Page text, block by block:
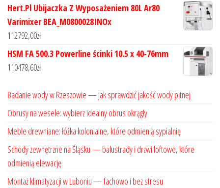
Hert.Pl Ubijaczka Z Wyposażeniem 80L Ar80
Varimixer BEA_M0800028INOx
112792,00zł
HSM FA 500.3 Powerline ścinki 10.5 x 40-76mm
110478,60zł
Badanie wody w Rzeszowie — jak sprawdzić jakość wody pitnej
Obrusy na wesele: wybierz idealny obrus okrągły
Meble drewniane: łóżka kolonialne, które odmienią sypialnię
Schody zewnętrzne na Śląsku — balustrady i drzwi loftowe, które
odmienią elewację
Montaż klimatyzacji w Luboniu — fachowo i bez stresu